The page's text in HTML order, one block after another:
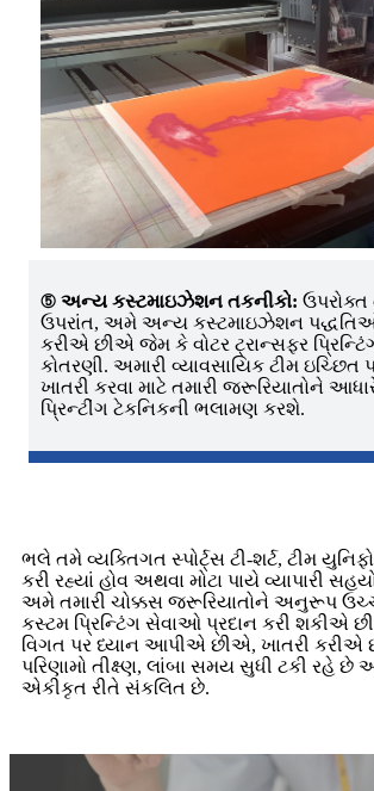
⑤ અન્ય કસ્ટમાઇઝેશન તકનીકો: ઉપરોક્ત
ઉપરાંત, અમે અન્ય કસ્ટમાઇઝેશન
કરીએ છીએ જેમ કે વોટર ટ્રાન્સફર
કોતરણી. અમારી વ્યાવસાયિક ટીમ ઇચ્છિત
ખાતરી કરવા માટે તમારી જરૂરિયાતોને
પ્રિન્ટીંગ ટેકનિકની ભલામણ કરશે.
ભલે તમે વ્યક્તિગત સ્પોર્ટ્સ ટી-શર્ટ, ટીમ
કરી રહ્યાં હોવ અથવા મોટા પાયે વ્યાપારી
અમે તમારી ચોક્કસ જરૂરિયાતોને અનુરૂપ
કસ્ટમ પ્રિન્ટિંગ સેવાઓ પ્રદાન કરી શકીએ
વિગત પર ધ્યાન આપીએ છીએ, ખાતરી કરીએ
પરિણામો તીક્ષ્ણ, લાંબા સમય સુધી ટકી રહે છે
એકીકૃત રીતે સંકલિત છે.